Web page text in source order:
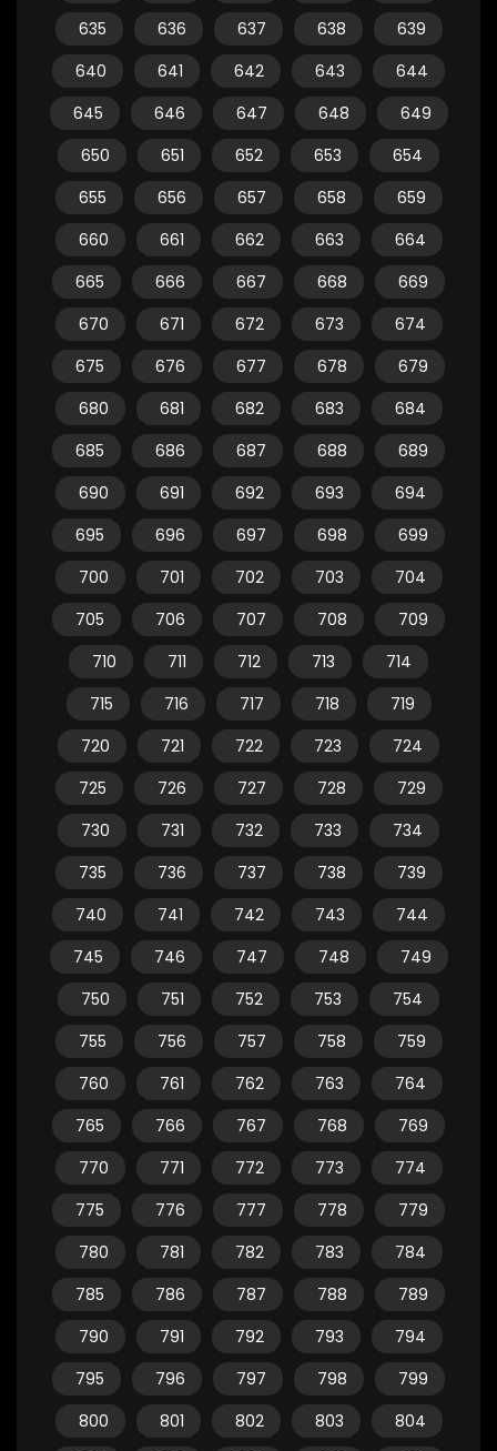
635
636 637 638
639
640
641 642 643
644
645
646 647 648
649
650
651 652 653
654
655
656 657 658
659
660
661 662 663
664
665
666 667 668
669
670
671 672 673
674
675
676 677 678
679
680
681 682 683
684
685
686 687 688
689
690
691 692 693
694
695
696 697 698
699
700
701 702 703
704
705
706 707 708
709
710
711 712 713
714
715
716 717 718
719
720
721 722 723
724
725
726 727 728
729
730
731 732 733
734
735
736 737 738
739
740
741 742 743
744
745
746 747 748
749
750
751 752 753
754
755
756 757 758
759
760
761 762 763
764
765
766 767 768
769
770
771 772 773
774
775
776 777 778
779
780
781 782 783
784
785
786 787 788
789
790
791 792 793
794
795
796 797 798
799
800
801 802 803
804